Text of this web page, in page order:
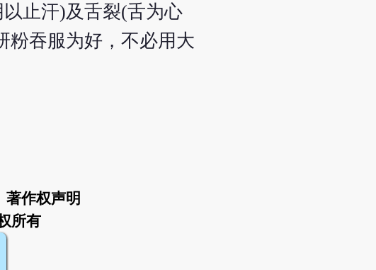
止汗)及舌裂(舌为心
粉吞服为好，不必用大
著作权声明
所有